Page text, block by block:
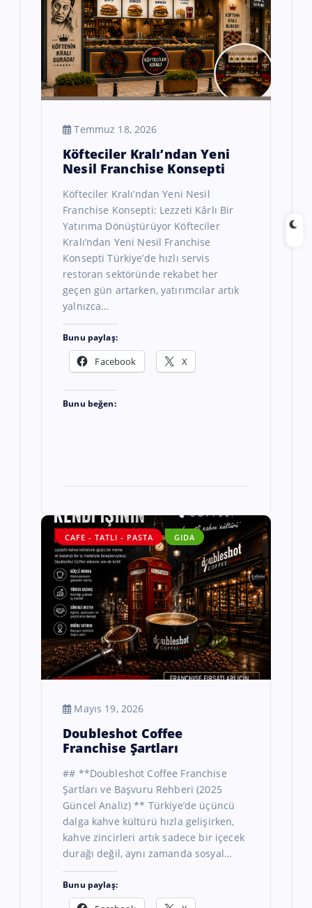
Temmuz 18, 2026
Köfteciler Kralı’ndan Yeni
Nesil Franchise Konsepti
Köfteciler Kralı’ndan Yeni Nesil
Franchise Konsepti: Lezzeti Kârlı Bir
Yatırıma Dönüştürüyor Köfteciler
Kralı’ndan Yeni Nesil Franchise
Konsepti Türkiye’de hızlı servis
restoran sektöründe rekabet her
geçen gün artarken, yatırımcılar artık
yalnızca…
Bunu paylaş:
Facebook X
Bunu beğen:
CAFE - TATLI - PASTA GIDA
Mayıs 19, 2026
Doubleshot Coffee
Franchise Şartları
## **Doubleshot Coffee Franchise
Şartları ve Başvuru Rehberi (2025
Güncel Analiz) ** Türkiye’de üçüncü
dalga kahve kültürü hızla gelişirken,
kahve zincirleri artık sadece bir içecek
durağı değil, aynı zamanda sosyal…
Bunu paylaş: